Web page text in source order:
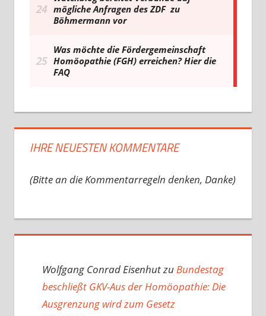
IHRE NEUESTEN KOMMENTARE
(Bitte an die Kommentarregeln denken, Danke)
Wolfgang Conrad EisenhutzuBundestag
beschließt GKV-Aus der Homöopathie: Die
Ausgrenzung wird zum Gesetz